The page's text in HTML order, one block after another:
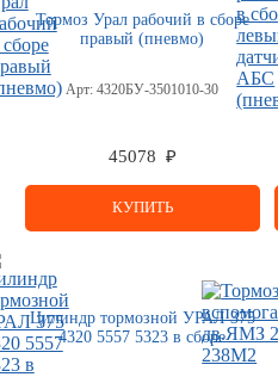
Тормоз Урал рабочий в сборе
правый (пневмо)
Арт: 4320БУ-3501010-30
45078 ₽
КУПИТЬ
Цилиндр тормозной УРАЛ 375
4320 5557 5323 в сборе